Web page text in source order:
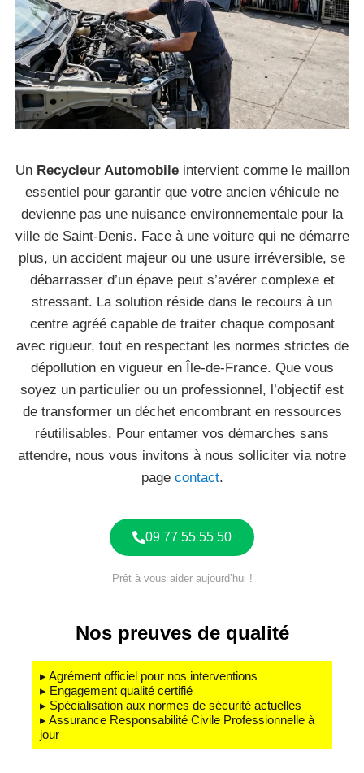
Un Recycleur Automobileintervient comme le maillon
essentiel pour garantir que votre ancien véhicule ne
devienne pas une nuisance environnementale pour la
ville de Saint-Denis. Face à une voiture qui ne démarre
plus, un accident majeur ou une usure irréversible, se
débarrasser d’un épave peut s’avérer complexe et
stressant. La solution réside dans le recours à un
centre agréé capable de traiter chaque composant
avec rigueur, tout en respectant les normes strictes de
dépollution en vigueur en Île-de-France. Que vous
soyez un particulier ou un professionnel, l’objectif est
de transformer un déchet encombrant en ressources
réutilisables. Pour entamer vos démarches sans
attendre, nous vous invitons à nous solliciter via notre
page contact.
09 77 55 55 50
Prêt à vous aider aujourd’hui !
Nos preuves de qualité
▸ Agrément officiel pour nos interventions
▸ Engagement qualité certifié
▸ Spécialisation aux normes de sécurité actuelles
▸ Assurance Responsabilité Civile Professionnelle à
jour